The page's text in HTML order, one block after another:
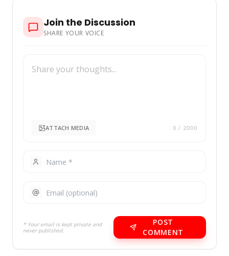
Join the Discussion
SHARE YOUR VOICE
ATTACH MEDIA 0 / 2000
* Your email is kept private and
never published.
POST
COMMENT